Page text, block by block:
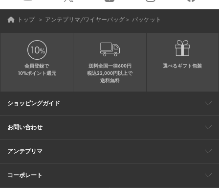
トップ ＞ アンテプリマ/ワイヤーバッグ＞ パッケット
会員登録で
10%ポイント還元
送料全国一律600円
税込22,000円以上で
送料無料
選べるギフト包装
ショッピングガイド
会員特典
ご購入・配送について
返品について
ギフト包装
FAQ
サイトマップ
お問い合わせ
メールでのお問い合わせ
お修理についてのお問い合わせ
アンテプリマ
ブランドサイト
ショップリスト
ワイヤーバッグについて
特集
オンラインストアニュース
コーポレート